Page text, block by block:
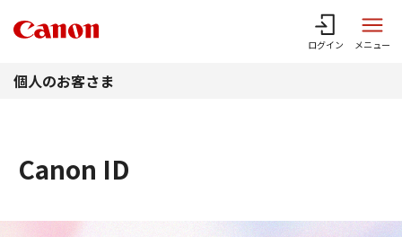
ログイン メニュー
個人のお客さま
Canon ID